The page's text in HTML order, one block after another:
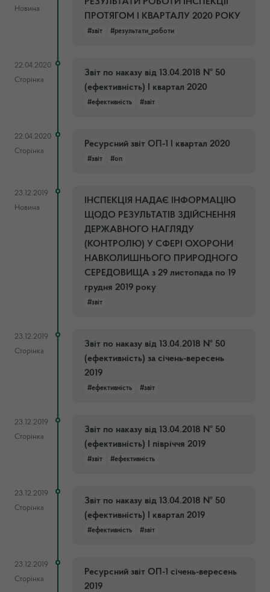
Новина
ПРОТЯГОМ I КВАРТАЛУ 2020 РОКУ
#звіт #результати_роботи
22.04.2020
Сторінка
Звіт по наказу від 13.04.2018 № 50
(ефективність) І квартал 2020
#ефективність #звіт
22.04.2020
Сторінка
Ресурсний звіт ОП-1 І квартал 2020
#звіт #оп
23.12.2019
Новина
ІНСПЕКЦІЯ НАДАЄ ІНФОРМАЦІЮ
ЩОДО РЕЗУЛЬТАТІВ ЗДІЙСНЕННЯ
ДЕРЖАВНОГО НАГЛЯДУ
(КОНТРОЛЮ) У СФЕРІ ОХОРОНИ
НАВКОЛИШНЬОГО ПРИРОДНОГО
СЕРЕДОВИЩА з 29 листопада по 19
грудня 2019 року
#звіт
23.12.2019
Сторінка
Звіт по наказу від 13.04.2018 № 50
(ефективність) за січень-вересень
2019
#ефективність #звіт
23.12.2019
Сторінка
Звіт по наказу від 13.04.2018 № 50
(ефективність) І півріччя 2019
#звіт #ефективність
23.12.2019
Сторінка
Звіт по наказу від 13.04.2018 № 50
(ефективність) І квартал 2019
#ефективність #звіт
23.12.2019
Сторінка
Ресурсний звіт ОП-1 січень-вересень
2019